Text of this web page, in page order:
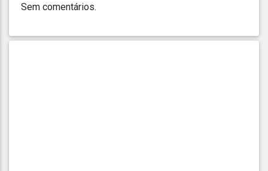
Sem comentários.